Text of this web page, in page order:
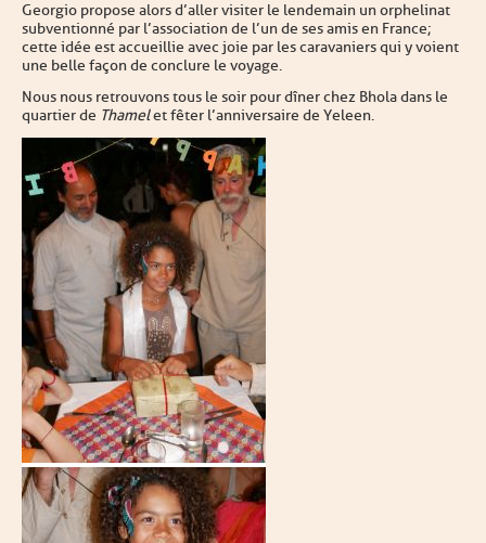
Georgio propose alors d’aller visiter le lendemain un orphelinat
subventionné par l’association de l’un de ses amis en France ;
cette idée est accueillie avec joie par les caravaniers qui y voient
une belle façon de conclure le voyage.
Nous nous retrouvons tous le soir pour dîner chez Bhola dans le
quartier de Thamelet fêter l’anniversaire de Yeleen.